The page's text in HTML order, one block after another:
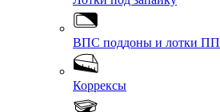
ВПС поддоны и лотки ПП
Коррексы